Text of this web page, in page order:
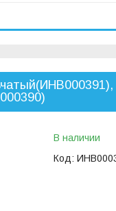
В наличии
Код: